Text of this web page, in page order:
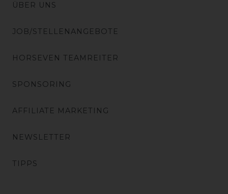
ÜBER UNS
JOB/STELLENANGEBOTE
HORSEVEN TEAMREITER
SPONSORING
AFFILIATE MARKETING
NEWSLETTER
TIPPS